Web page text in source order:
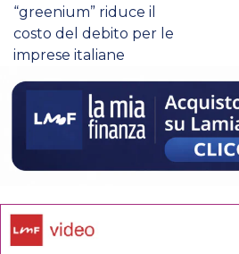
“greenium” riduce il
costo del debito per le
imprese italiane